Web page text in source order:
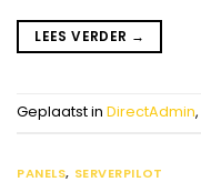
LEES VERDER →
Geplaatst in DirectAdmin,
PANELS, SERVERPILOT